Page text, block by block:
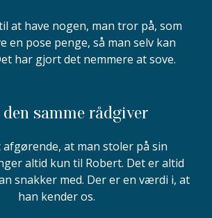
at have nogen, man tror på, som
en pose penge, så man selv kan
har gjort det nemmere at sove.
samme rådgiver
at man stoler på sin
altid kun til Robert. Det er altid
snakker med. Der er en værdi i, at
han kender os.